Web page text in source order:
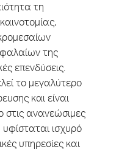
τη
της
επενδύσεις.
το μεγαλύτερο
και είναι
στις ανανεώσιμες
υφίσταται ισχυρό
υπηρεσίες και